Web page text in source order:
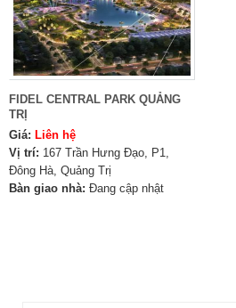
FIDEL CENTRAL PARK QUẢNG
TRỊ
Giá: Liên hệ
Vị trí: 167 Trần Hưng Đạo, P1,
Đông Hà, Quảng Trị
Bàn giao nhà: Đang cập nhật